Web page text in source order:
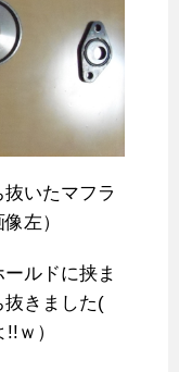
いたマフラ
左）
ルドに挟ま
抜きました(
ｗ）